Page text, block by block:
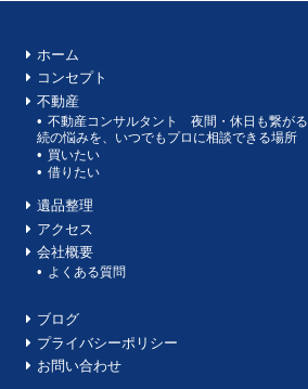
ホーム
コンセプト
不動産
不動産コンサルタント 夜間・休日も繋が
続の悩みを、いつでもプロに相談できる場所
買いたい
借りたい
遺品整理
アクセス
会社概要
よくある質問
ブログ
プライバシーポリシー
お問い合わせ